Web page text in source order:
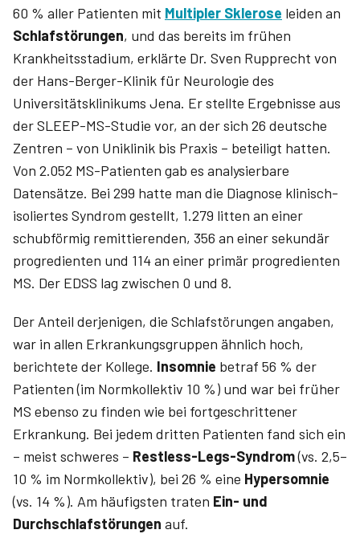
60 % aller Patienten mit Multipler Sklerose leiden an
Schlafstörungen, und das bereits im frühen
Krankheitsstadium, erklärte Dr. Sven Rupprecht von
der Hans-Berger-Klinik für Neurologie des
Universitätsklinikums Jena. Er stellte Ergebnisse aus
der SLEEP-MS-Studie vor, an der sich 26 deutsche
Zentren – von Uniklinik bis Praxis – beteiligt hatten.
Von 2.052 MS-Patienten gab es analysierbare
Datensätze. Bei 299 hatte man die Diagnose klinisch-
isoliertes Syndrom gestellt, 1.279 litten an einer
schubförmig remittierenden, 356 an einer sekundär
progredienten und 114 an einer primär progredienten
MS. Der EDSS lag zwischen 0 und 8.
Der Anteil derjenigen, die Schlafstörungen angaben,
war in allen Erkrankungsgruppen ähnlich hoch,
berichtete der Kollege. Insomnie betraf 56 % der
Patienten (im Normkollektiv 10 %) und war bei früher
MS ebenso zu finden wie bei fortgeschrittener
Erkrankung. Bei jedem dritten Patienten fand sich ein
– meist schweres – Restless-Legs-Syndrom(vs. 2,5–
10 % im Normkollektiv), bei 26 % eine Hypersomnie
(vs. 14 %). Am häufigsten traten Ein- und
Durchschlafstörungen auf.